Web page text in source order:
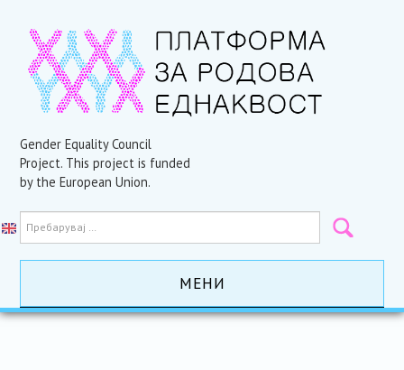
Gender Equality Council
Project. This project is funded
by the European Union.
МЕНИ